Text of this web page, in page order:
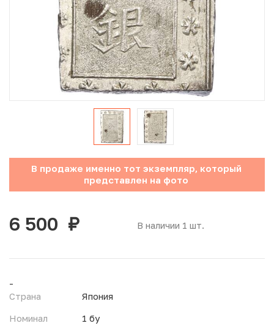
Юбилейные монеты Банка России (с 1999 года)
Памятные и инвестиционные монеты СССР и России
Иностранные монеты
Неофициальные выпуски монет (Unusual)
Античные и средневековые монеты
Наборы монет
Инвестиционные монеты
В продаже именно тот экземпляр, который
представлен на фото
В наличии 1 шт.
6 500 руб.
-
Страна
Япония
Номинал
1 бу